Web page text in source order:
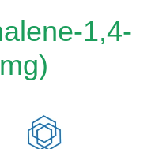
1,4-